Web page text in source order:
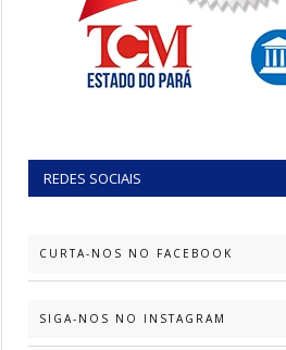
REDES SOCIAIS
CURTA-NOS NO FACEBOOK
SIGA-NOS NO INSTAGRAM